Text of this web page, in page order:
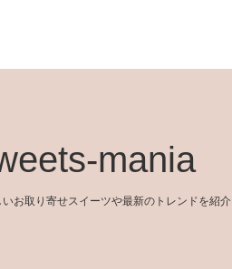
mania
お取り寄せスイーツや最新のトレンドを紹介